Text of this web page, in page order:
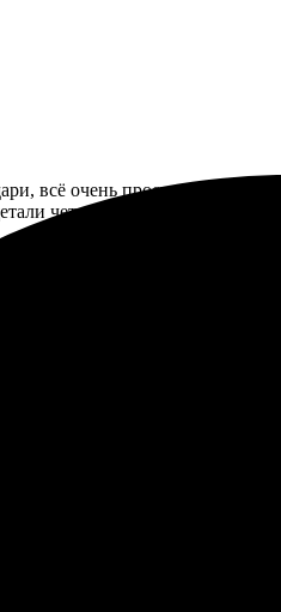
всё очень просто.
четкие. Календарь
всё очень просто.
четкие. Календарь